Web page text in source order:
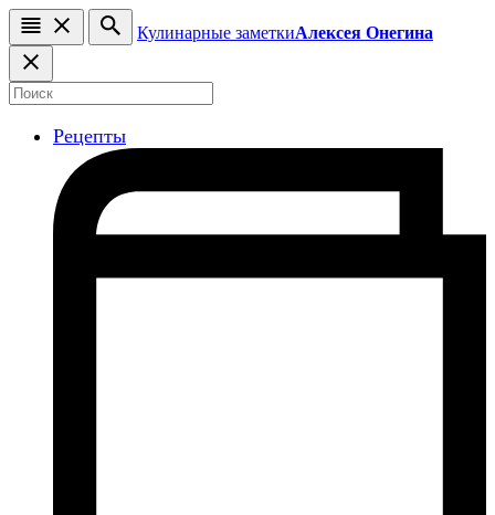
Кулинарные заметкиАлексея Онегина
Рецепты